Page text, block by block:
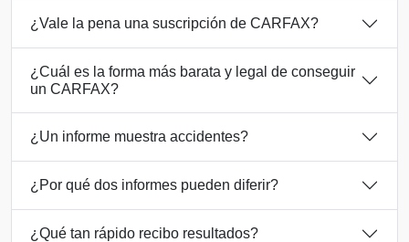
Manheim
CopartIAAI
Autocheck
Autocheck IAAI
¿Vale la pena una suscripción de CARFAX?
¿Cuál es la forma más barata y legal de conseguir
un CARFAX?
¿Un informe muestra accidentes?
¿Por qué dos informes pueden diferir?
¿Qué tan rápido recibo resultados?